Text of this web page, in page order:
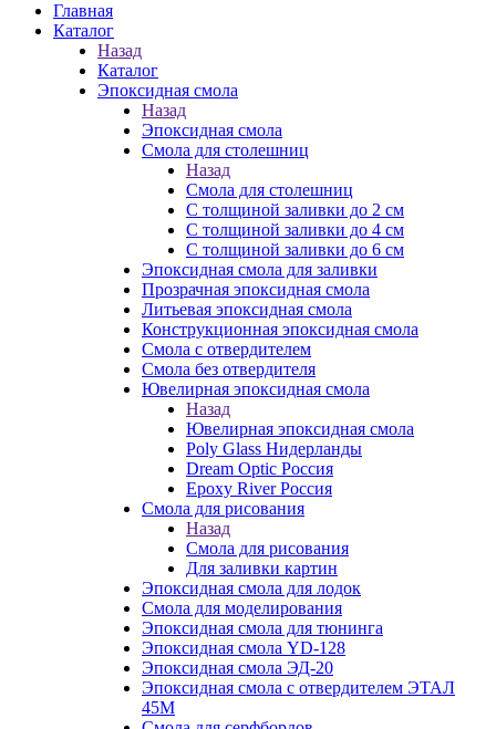
Главная
Каталог
Назад
Каталог
Эпоксидная смола
Назад
Эпоксидная смола
Смола для столешниц
Назад
Смола для столешниц
С толщиной заливки до 2 см
С толщиной заливки до 4 см
С толщиной заливки до 6 см
Эпоксидная смола для заливки
Прозрачная эпоксидная смола
Литьевая эпоксидная смола
Конструкционная эпоксидная смола
Смола с отвердителем
Смола без отвердителя
Ювелирная эпоксидная смола
Назад
Ювелирная эпоксидная смола
Poly Glass Нидерланды
Dream Optic Россия
Epoxy River Россия
Смола для рисования
Назад
Смола для рисования
Для заливки картин
Эпоксидная смола для лодок
Смола для моделирования
Эпоксидная смола для тюнинга
Эпоксидная смола YD-128
Эпоксидная смола ЭД-20
Эпоксидная смола с отвердителем ЭТАЛ
45М